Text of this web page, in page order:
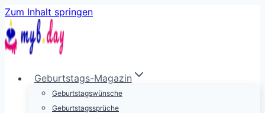
Zum Inhalt springen
Geburtstags-Magazin
Geburtstagswünsche
Geburtstagssprüche